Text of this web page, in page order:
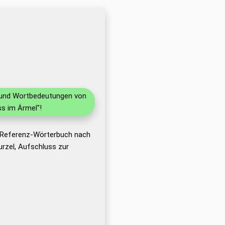
Wortbedeutungen von
im Ärmel"!
Wörterbuch nach
Aufschluss zur